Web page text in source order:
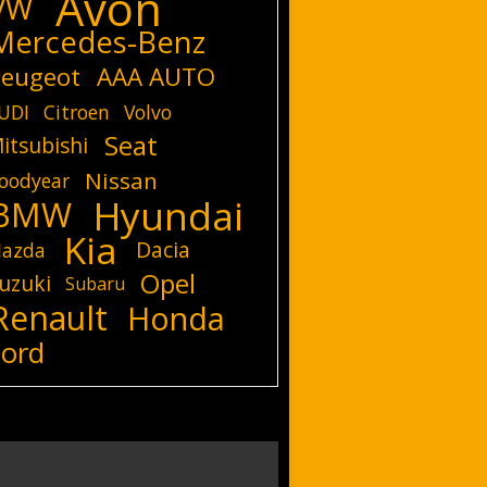
Benz
AAA AUTO
Citroen Volvo
Seat
Nissan
Hyundai
Kia
Dacia
Subaru Opel
Honda